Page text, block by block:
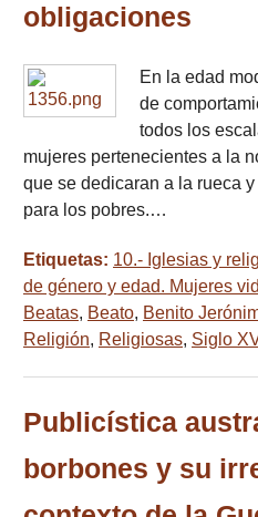
obligaciones
En la edad
de
todos los
mujeres pertenecientes a la
que se dedicaran a la rueca
para los pobres.…
Etiquetas: 10.- Iglesias y
de género y edad. Mujeres
Beatas, Beato, Benito
Religión, Religiosas, Siglo
Publicística
borbones y su